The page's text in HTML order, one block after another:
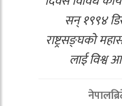
सन् १९९४
राष्ट्रसङ्घको
लाई विश्व